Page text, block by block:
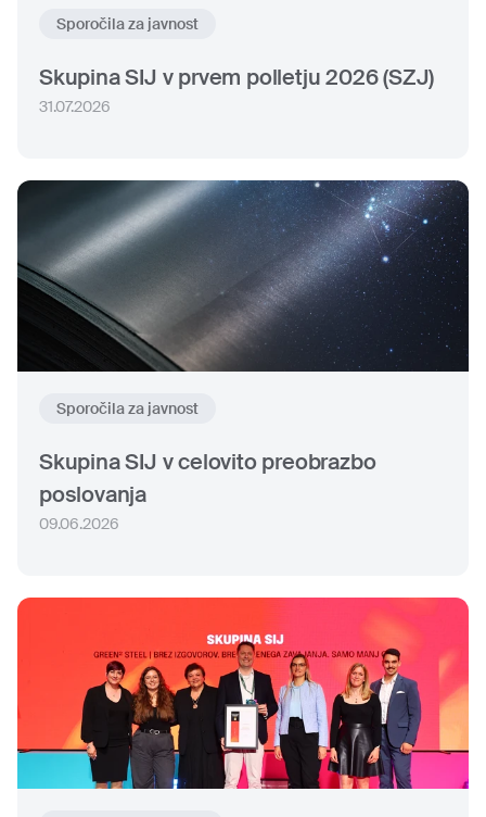
Sporočila za javnost
Skupina SIJ v prvem polletju 2026 (SZJ)
31.07.2026
Sporočila za javnost
Skupina SIJ v celovito preobrazbo
poslovanja
09.06.2026